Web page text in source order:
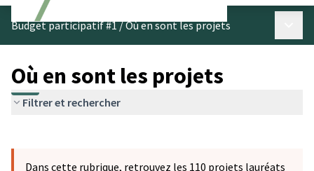
Budget participatif #1/Où en sont les projets
Où en sont les projets
Filtrer et rechercher
Dans cette rubrique, retrouvez les 110 projets lauréats